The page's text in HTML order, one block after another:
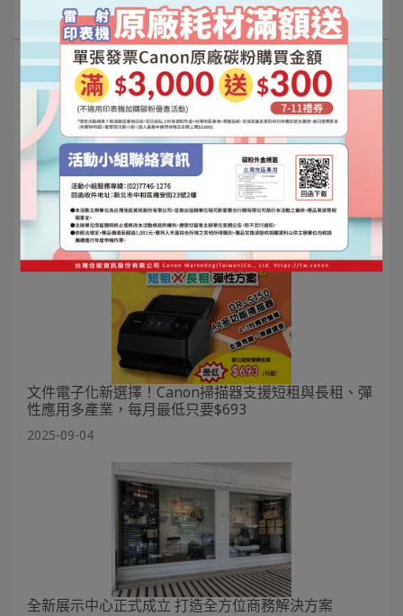
最新消息
正中資訊維修部搬遷公告
2026-03-13
文件電子化新選擇！Canon掃描器支援短租與長租、彈
性應用多產業，每月最低只要$693
2025-09-04
全新展示中心正式成立 打造全方位商務解決方案